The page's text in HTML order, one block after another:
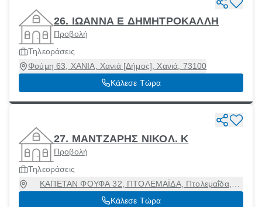
26. ΙΩΑΝΝΑ Ε ΔΗΜΗΤΡΟΚΑΛΛΗ
Προβολή
Τηλεοράσεις
Φούμη 63, ΧΑΝΙΑ, Χανιά [Δήμος], Χανιά, 73100
Κάλεσε Τώρα
27. ΜΑΝΤΖΑΡΗΣ ΝΙΚΟΛ. Κ
Προβολή
Τηλεοράσεις
ΚΑΠΕΤΑΝ ΦΟΥΦΑ 32, ΠΤΟΛΕΜΑΪΔΑ, Πτολεμαΐδα,
Κοζάνη, 50200
Κάλεσε Τώρα